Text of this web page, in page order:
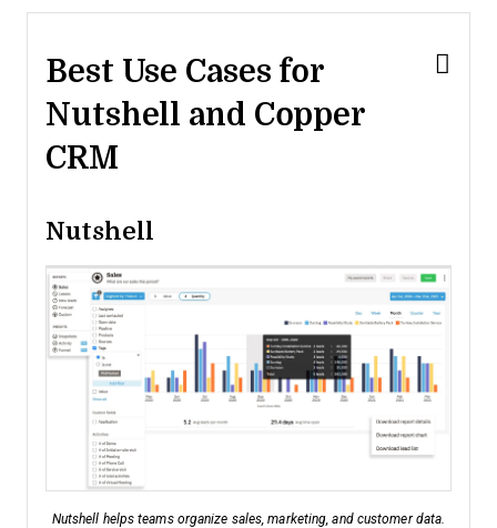
Best Use Cases for
Nutshell and Copper
CRM
Nutshell
Nutshell helps teams organize sales, marketing, and customer data.